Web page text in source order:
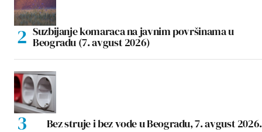
Suzbijanje komaraca na javnim površinama u
Beogradu (7. avgust 2026)
Bez struje i bez vode u Beogradu, 7. avgust 2026.